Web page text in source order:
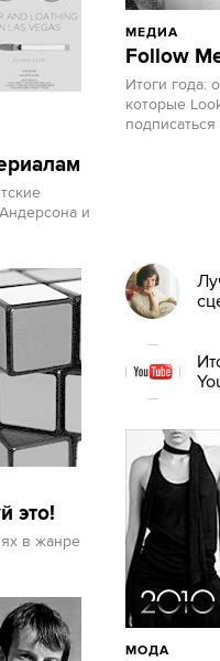
и
МЕДИА
Follow
Итоги года:
которые
подписаться
это!
в жанре
МОДА